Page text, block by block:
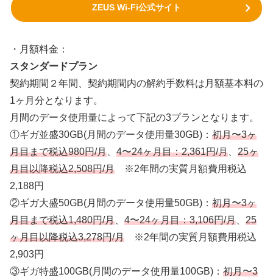
ZEUS Wi-Fi公式サイト
・月額料金：
スタンダードプラン
契約期間２年間、契約期間内の解約手数料は月額基本料の
1ヶ月分となります。
月間のデータ使用量によって下記の3プランとなります。
①ギガ並盛30GB(月間のデータ使用量30GB)： 初月〜3ヶ
月目まで税込980円/月
4〜24ヶ月目：2,361円/月
25ヶ
月目以降税込2,508円/月 ※2年間の実質月額費用税込
2,188円
②ギガ大盛50GB(月間のデータ使用量50GB)： 初月〜3ヶ
月目まで税込1,480円/月
4〜24ヶ月目：3,106円/月
25
ヶ月目以降税込3,278円/月 ※2年間の実質月額費用税込
2,903円
③ギガ特盛100GB(月間のデータ使用量100GB)： 初月〜3